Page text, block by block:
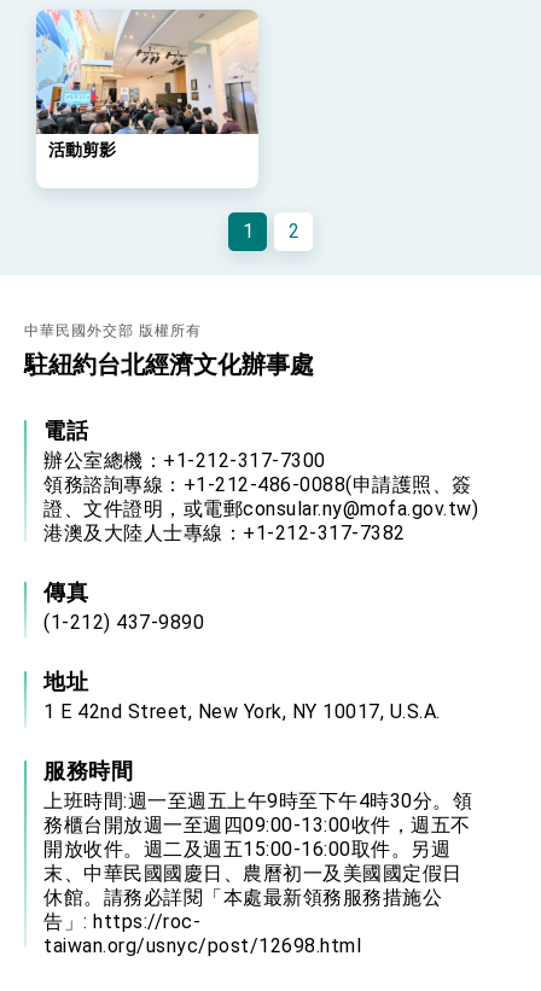
年談話
總統主持「守護民主台灣國安行動方案」記者
會 強調以實力守護台海和平 以決心掌握國家
命運
變局中 奮起的新臺灣 總統發表國慶演說
總統發表執政周年談話 盼面對未來挑戰 堅持
賴總統就職演說影片
總統重要談話
我國政府將在美國亞利桑納州設立「駐鳳凰城辦
事處」，進一步深化台美交流合作
活動剪影
1 2
中華民國外交部 版權所有
駐紐約台北經濟文化辦事處
電話
辦公室總機：+1-212-317-7300
領務諮詢專線：+1-212-486-0088(申請護照、簽
證、文件證明，或電郵consular.ny@mofa.gov.tw)
港澳及大陸人士專線：+1-212-317-7382
傳真
(1-212) 437-9890
地址
1 E 42nd Street, New York, NY 10017, U.S.A.
服務時間
上班時間:週一至週五上午9時至下午4時30分。領
務櫃台開放週一至週四09:00-13:00收件，週五不
開放收件。週二及週五15:00-16:00取件。另週
末、中華民國國慶日、農曆初一及美國國定假日
休館。請務必詳閱「本處最新領務服務措施公
告」: https://roc-
taiwan.org/usnyc/post/12698.html